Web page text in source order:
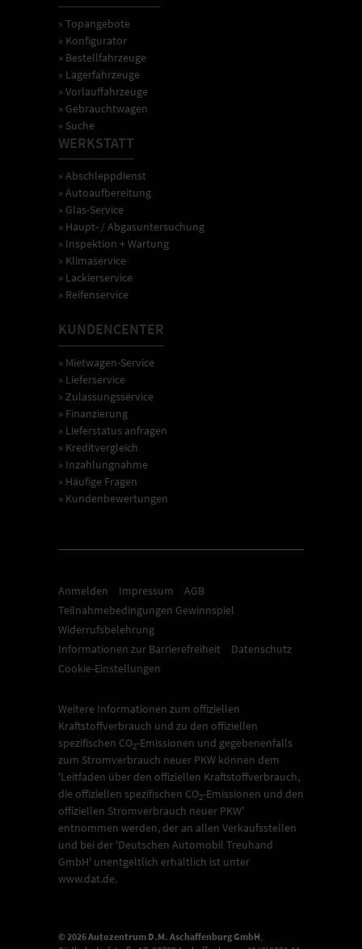
» Topangebote
» Konfigurator
» Bestellfahrzeuge
» Lagerfahrzeuge
» Vorlauffahrzeuge
» Gebrauchtwagen
» Suche
WERKSTATT
» Abschleppdienst
» Autoaufbereitung
» Glas-Service
» Haupt- / Abgasuntersuchung
» Inspektion + Wartung
» Klimaservice
» Lackierservice
» Reifenservice
KUNDENCENTER
» Mietwagen-Service
» Lieferservice
» Zulassungsservice
» Finanzierung
» Lieferstatus anfragen
» Kreditvergleich
» Inzahlungnahme
» Häufige Fragen
» Kundenbewertungen
Anmelden Impressum
AGB
Teilnahmebedingungen Gewinnspiel
Widerrufsbelehrung
Informationen zur Barrierefreiheit
Datenschutz
Cookie-Einstellungen
Weitere Informationen zum offiziellen
Kraftstoffverbrauch und zu den offiziellen
spezifischen CO2-Emissionen und gegebenenfalls
zum Stromverbrauch neuer PKW können dem
'Leitfaden über den offiziellen Kraftstoffverbrauch,
die offiziellen spezifischen CO2-Emissionen und den
offiziellen Stromverbrauch neuer PKW'
entnommen werden, der an allen Verkaufsstellen
und bei der 'Deutschen Automobil Treuhand
GmbH' unentgeltlich erhältlich ist unter
www.dat.de.
© 2026Autozentrum D.M. Aschaffenburg GmbH,